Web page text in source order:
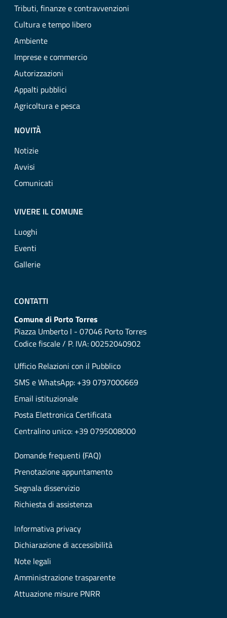
Tributi, finanze e contravvenzioni
Cultura e tempo libero
Ambiente
Imprese e commercio
Autorizzazioni
Appalti pubblici
Agricoltura e pesca
NOVITÀ
Notizie
Avvisi
Comunicati
VIVERE IL COMUNE
Luoghi
Eventi
Gallerie
CONTATTI
Comune di Porto Torres
Piazza Umberto I - 07046 Porto Torres
Codice fiscale / P. IVA: 00252040902
Ufficio Relazioni con il Pubblico
SMS e WhatsApp: +39 0797000669
Email istituzionale
Posta Elettronica Certificata
Centralino unico: +39 0795008000
Domande frequenti (FAQ)
Prenotazione appuntamento
Segnala disservizio
Richiesta di assistenza
Informativa privacy
Dichiarazione di accessibilità
Note legali
Amministrazione trasparente
Attuazione misure PNRR